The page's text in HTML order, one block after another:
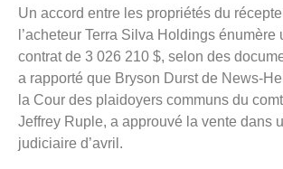
Un accord entre les propriétés du
l’acheteur Terra Silva Holdings énumère
contrat de 3 026 210 $, selon des
a rapporté que Bryson Durst de News-
la Cour des plaidoyers communs du
Jeffrey Ruple, a approuvé la vente dans
judiciaire d’avril.